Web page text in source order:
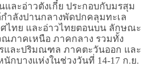
ละอ่าวตังเกี๋ย ประกอบกับมรสุม
ำลังปานกลางพัดปกคลุมทะเล
ไทย และอ่าวไทยตอนบน ลักษณะ
ณภาคเหนือ ภาคกลาง รวมทั้ง
และปริมณฑล ภาคตะวันออก และ
กบางแห่งในช่วงวันที่ 14-17 ก.ย.